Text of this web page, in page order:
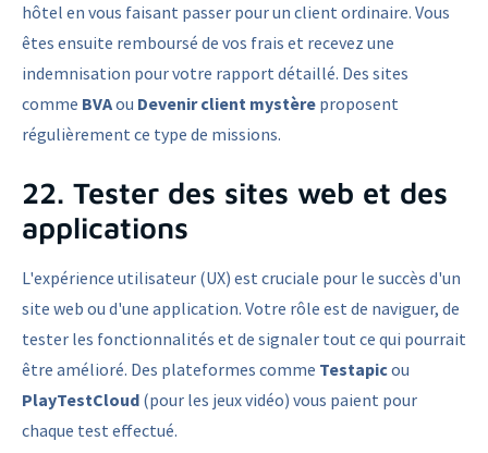
hôtel en vous faisant passer pour un client ordinaire. Vous
êtes ensuite remboursé de vos frais et recevez une
indemnisation pour votre rapport détaillé. Des sites
comme BVAou Devenir client mystère proposent
régulièrement ce type de missions.
22. Tester des sites web et des
applications
L'expérience utilisateur (UX) est cruciale pour le succès d'un
site web ou d'une application. Votre rôle est de naviguer, de
tester les fonctionnalités et de signaler tout ce qui pourrait
être amélioré. Des plateformes comme Testapicou
PlayTestCloud (pour les jeux vidéo) vous paient pour
chaque test effectué.